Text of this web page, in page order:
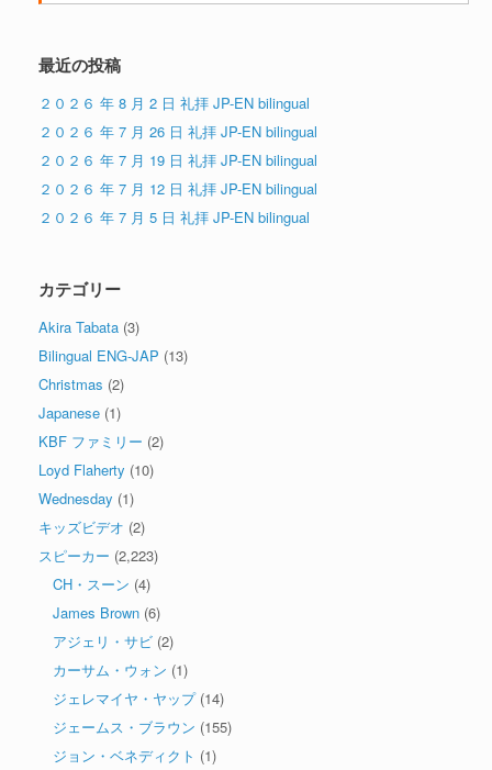
最近の投稿
２０２６ 年 8 月 2 日 礼拝 JP-EN bilingual
２０２６ 年 7 月 26 日 礼拝 JP-EN bilingual
２０２６ 年 7 月 19 日 礼拝 JP-EN bilingual
２０２６ 年 7 月 12 日 礼拝 JP-EN bilingual
２０２６ 年 7 月 5 日 礼拝 JP-EN bilingual
カテゴリー
Akira Tabata (3)
Bilingual ENG-JAP (13)
Christmas (2)
Japanese (1)
KBF ファミリー (2)
Loyd Flaherty (10)
Wednesday (1)
キッズビデオ (2)
スピーカー (2,223)
CH・スーン (4)
James Brown (6)
アジェリ・サビ (2)
カーサム・ウォン (1)
ジェレマイヤ・ヤップ(14)
ジェームス・ブラウン (155)
ジョン・ベネディクト (1)